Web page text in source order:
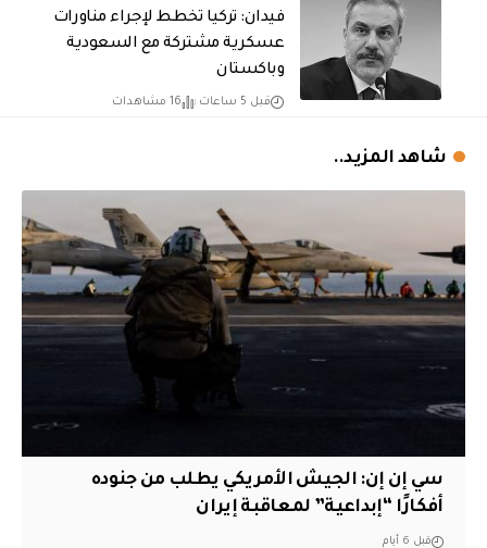
فيدان: تركيا تخطط لإجراء مناورات
عسكرية مشتركة مع السعودية
وباكستان
قبل 5 ساعات 16 مشاهدات
شاهد المزيد..
سي إن إن: الجيش الأمريكي يطلب من جنوده
أفكارًا “إبداعية” لمعاقبة إيران
قبل 6 أيام